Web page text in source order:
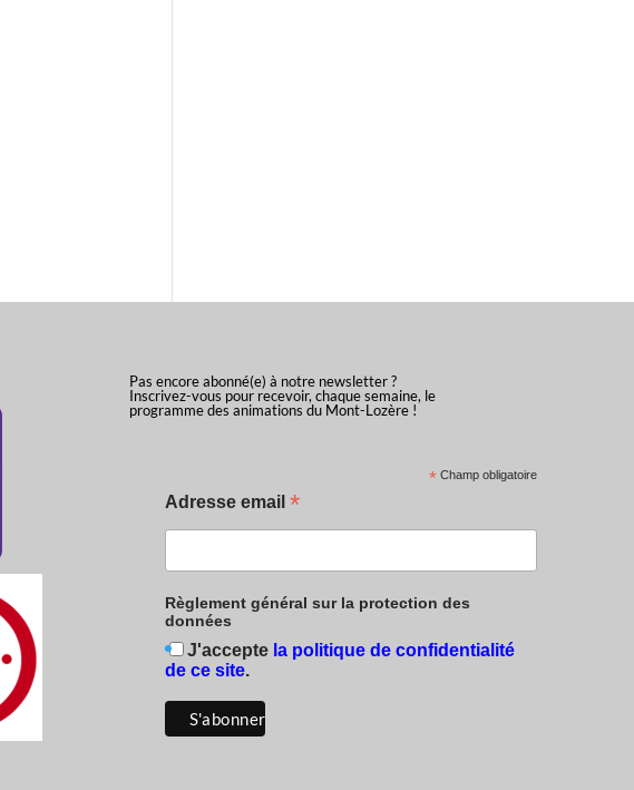
Pas encore abonné(e) à notre newsletter ?
Inscrivez-vous pour recevoir, chaque semaine, le
programme des animations du Mont-Lozère !
*Champ obligatoire
Adresse email *
Règlement général sur la protection des
données
J'accepte la politique de confidentialité
de ce site.